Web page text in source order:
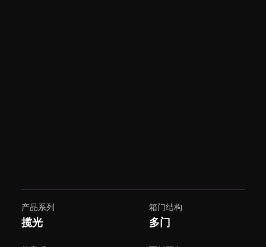
产品系列
揽光
箱门结构
多门